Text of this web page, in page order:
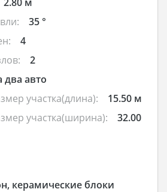
35 °
4
2
два авто
участка(длина):
15.50 м
участка(ширина):
32.00
керамические блоки